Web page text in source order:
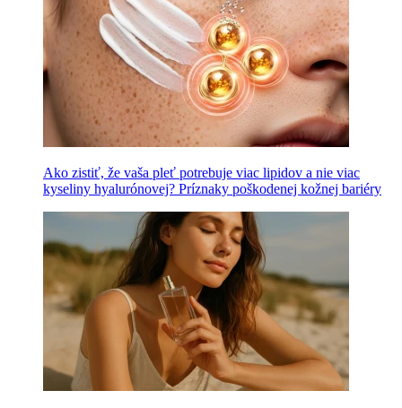
Ako zistiť, že vaša pleť potrebuje viac lipidov a nie viac
kyseliny hyalurónovej? Príznaky poškodenej kožnej bariéry